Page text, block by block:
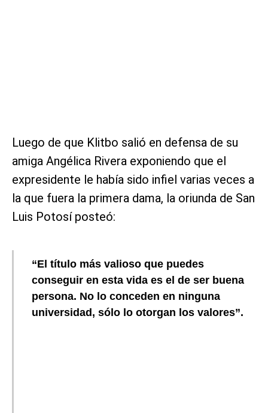
Luego de que Klitbo salió en defensa de su
amiga Angélica Rivera exponiendo que el
expresidente le había sido infiel varias veces a
la que fuera la primera dama, la oriunda de San
Luis Potosí posteó:
“El título más valioso que puedes
conseguir en esta vida es el de ser buena
persona. No lo conceden en ninguna
universidad, sólo lo otorgan los valores”.